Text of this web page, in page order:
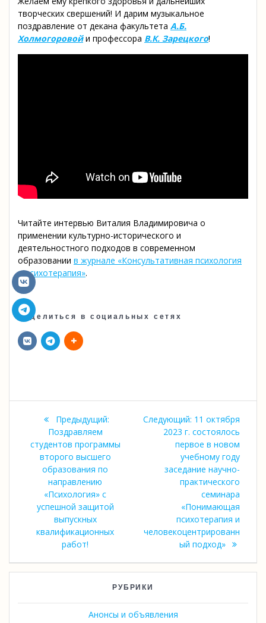
творческих свершений! И дарим музыкальное
поздравление от декана факультета А.Б.
Холмогоровойи профессора В.К. Зарецкого!
Читайте интервью Виталия Владимировича о
применении культурно-исторического и
деятельностного подходов в современном
образовании в журнале «Консультативная психология
и психотерапия».
Поделиться в социальных сетях
Навигация
по
записям
Предыдущий:Предыдущая
Поздравляем
студентов программы
второго высшего
образования по
направлению
«Психология» с
успешной защитой
выпускных
квалификационных
работ!
Следующий: Следующая
запись:
11 октября
2023 г. состоялось
первое в новом
учебному году
заседание научно-
практического
семинара
«Понимающая
психотерапия и
человекоцентрированн
ый подход»
РУБРИКИ
Анонсы и объявления